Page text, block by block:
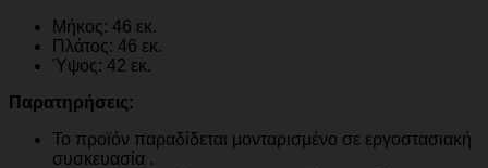
Μήκος: 46 εκ.
Πλάτος: 46 εκ.
Ύψος: 42 εκ.
Παρατηρήσεις:
Το προϊόν παραδίδεται μονταρισμένο σε εργοστασιακή
συσκευασία .